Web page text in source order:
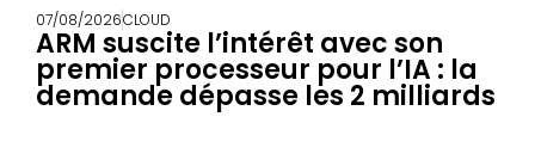
07/08/2026CLOUD
ARM suscite l’intérêt avec son
premier processeur pour l’IA : la
demande dépasse les 2 milliards